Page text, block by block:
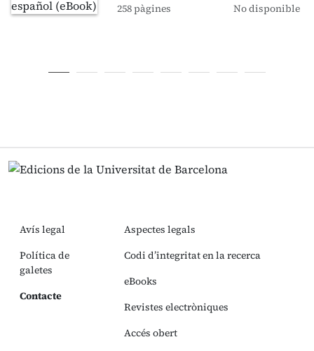
258 pàgines No disponible
Avís legal
Política de
galetes
Contacte
Aspectes legals
Codi d’integritat en la recerca
eBooks
Revistes electròniques
Accés obert